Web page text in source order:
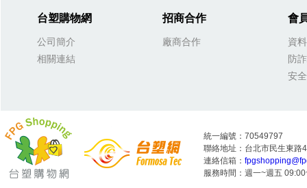
台塑購物網
公司簡介
相關連結
招商合作
廠商合作
會
資
防
安
統一編號：70549797
聯絡地址：台北市民生東路
連絡信箱：
服務時間：週一~週五